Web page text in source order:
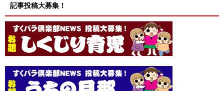
記事投稿大募集！